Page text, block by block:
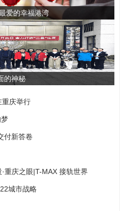
爱的幸福港湾
的神秘
重庆举行
付新答卷
重庆之眼|T-MAX 接轨世界
城市战略